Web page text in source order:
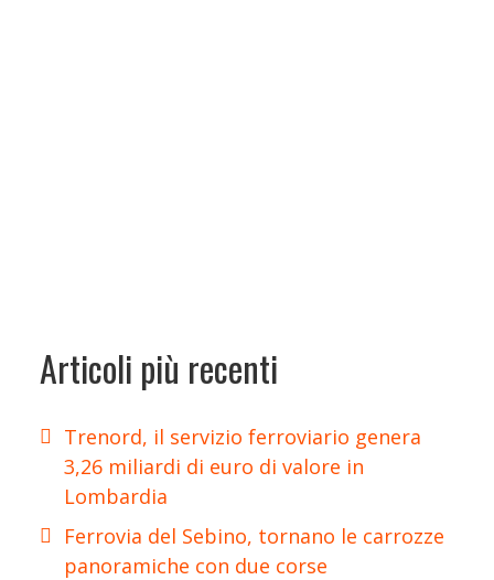
Articoli più recenti
Trenord, il servizio ferroviario genera
3,26 miliardi di euro di valore in
Lombardia
Ferrovia del Sebino, tornano le carrozze
panoramiche con due corse